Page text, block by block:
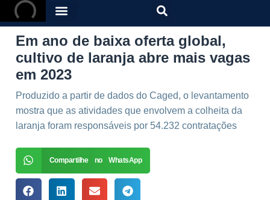
Em ano de baixa oferta global,
cultivo de laranja abre mais vagas
em 2023
Produzido a partir de dados do Caged, o levantamento
mostra que as atividades que envolvem a colheita da
laranja foram responsáveis por 54.232 contratações
Compartilhe no WhatsApp